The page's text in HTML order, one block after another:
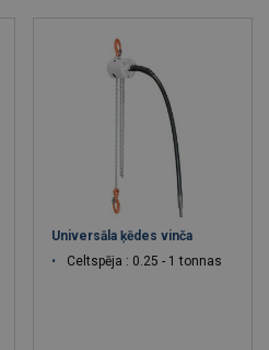
Universāla ķēdes vinča
Celtspēja : 0.25 - 1 tonnas